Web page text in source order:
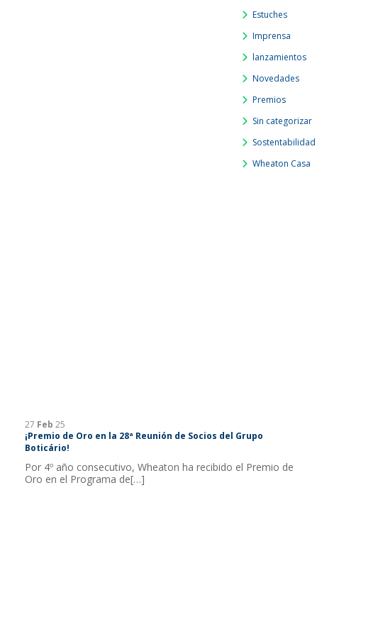
Estuches
Imprensa
lanzamientos
Novedades
Premios
Sin categorizar
Sostentabilidad
Wheaton Casa
27 Feb 25
¡Premio de Oro en la 28ª Reunión de Socios del Grupo
Boticário!
Por 4º año consecutivo, Wheaton ha recibido el Premio de
Oro en el Programa de[…]